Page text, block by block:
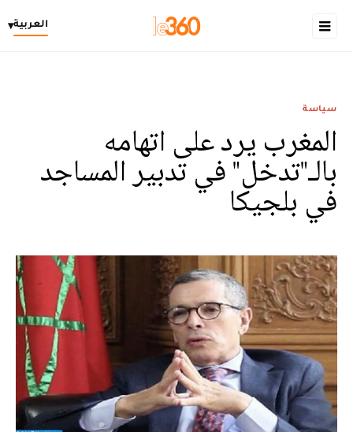
العربية▾
سياسة
المغرب يرد على اتهامه
بالـ"تدخل" في تدبير المساجد
في بلجيكا